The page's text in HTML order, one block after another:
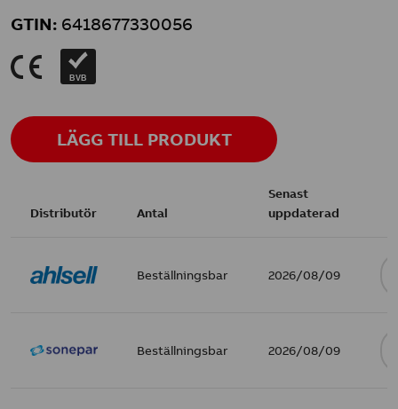
GTIN: 6418677330056
K BVB
LÄGG TILL PRODUKT
Distributör Antal
Senast
uppdaterad
Beställningsbar 2026/08/09
Beställningsbar 2026/08/09